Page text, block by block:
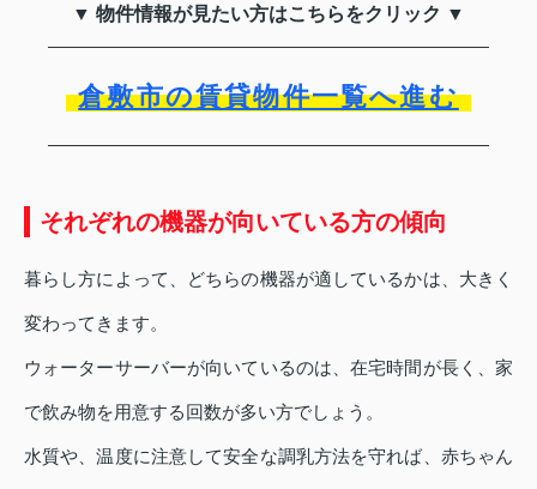
▼ 物件情報が見たい方はこちらをクリック ▼
倉敷市の賃貸物件一覧へ進む
それぞれの機器が向いている方の傾向
暮らし方によって、どちらの機器が適しているかは、大きく
変わってきます。
ウォーターサーバーが向いているのは、在宅時間が長く、家
で飲み物を用意する回数が多い方でしょう。
水質や、温度に注意して安全な調乳方法を守れば、赤ちゃん